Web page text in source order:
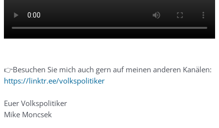
👉Besuchen Sie mich auch gern auf meinen anderen Kanälen:
https://linktr.ee/volkspolitiker
Euer Volkspolitiker
Mike Moncsek